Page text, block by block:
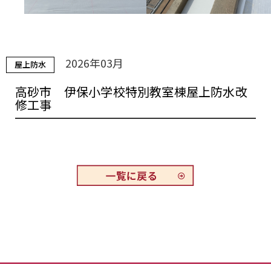
屋上防水 2026年03月
高砂市 伊保小学校特別教室棟屋上防水改
修工事